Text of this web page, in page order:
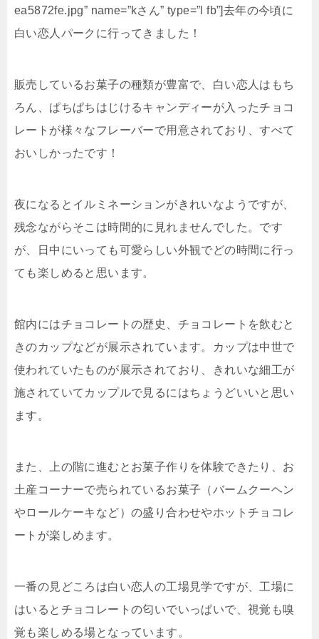
ea5872fe.jpg” name=”kさん” type=”l fb”]去年の今頃に
白い恋人パークに行ってきました！
販売しているお菓子の種類が豊富で、白い恋人はもち
ろん、ぱちぱちはじけるキャンディーが入ったチョコ
レートが様々なフレーバーで用意されており、すべて
おいしかったです！
夜になるとイルミネーションがきれいなようですが、
残念ながらそこは時間的に見れませんでした。です
が、日中にいっても可愛らしい外観でどの時間に行っ
ても楽しめると思います。
館内にはチョコレートの歴史、チョコレートを飲むと
きのカップなどが展示されています。カップは中世で
使われていたものが展示されており、きれいな細工が
施されていてカップルで見るにはちょうどいいと思い
ます。
また、上の階に進むとお菓子作りを体験できたり、お
土産コーナーで売られているお菓子（バームクーヘン
やロールケーキなど）の盛り合わせやホットチョコレ
ートが楽しめます。
一番の見どころは白い恋人の工場見学ですが、工場に
はいるとチョコレートの匂いでいっぱいで、視覚も嗅
覚も楽しめる場となっています。